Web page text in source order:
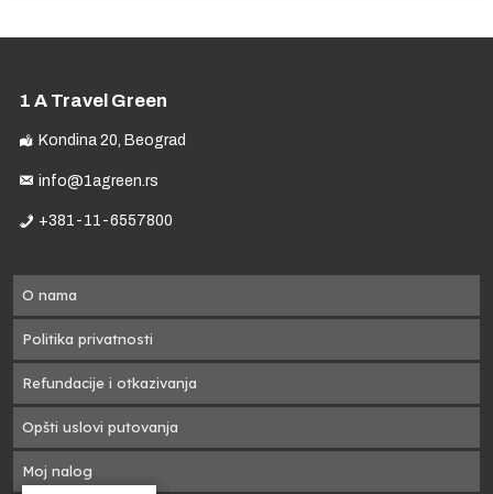
1 A Travel Green
Kondina 20, Beograd
info@1agreen.rs
+381-11-6557800
O nama
Politika privatnosti
Refundacije i otkazivanja
Opšti uslovi putovanja
Moj nalog